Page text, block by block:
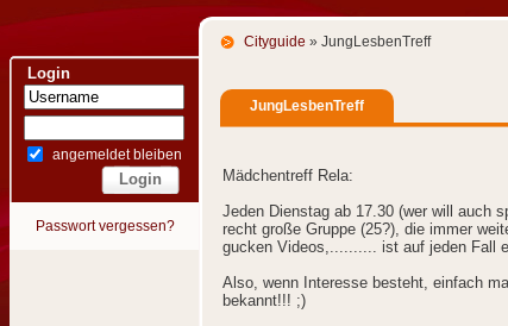
Login
angemeldet bleiben
Passwort vergessen?
Cityguide » JungLesbenTreff
JungLesbenTreff
Mädchentreff Rela:
Jeden Dienstag ab 17.30 (wer will auch
recht große Gruppe (25?), die immer
gucken Videos,.......... ist auf jeden Fall
Also, wenn Interesse besteht, einfach
bekannt!!! ;)